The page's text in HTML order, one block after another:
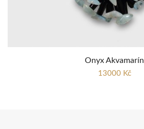
Onyx Akvamarín
13000 Kč